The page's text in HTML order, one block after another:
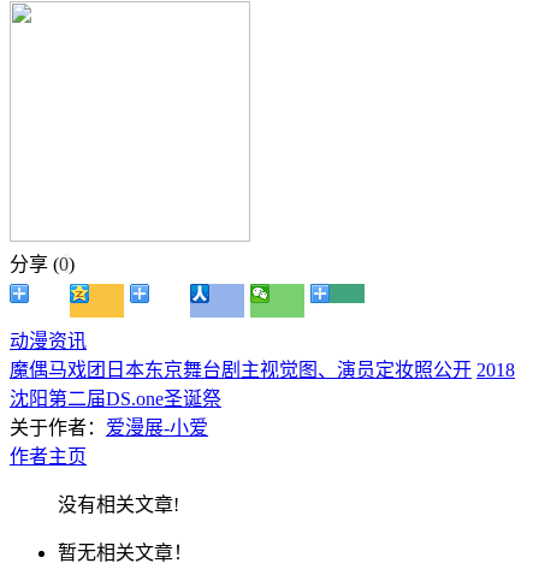
分享 (0)
动漫资讯
魔偶马戏团日本东京舞台剧主视觉图、演员定妆照公开 2018
沈阳第二届DS.one圣诞祭
关于作者： 爱漫展-小爱
作者主页
没有相关文章!
暂无相关文章！